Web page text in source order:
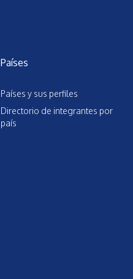
Países
Países y sus perfiles
Directorio de integrantes por
país